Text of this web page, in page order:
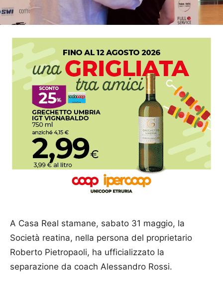
A Casa Real stamane, sabato 31 maggio, la
Società reatina, nella persona del proprietario
Roberto Pietropaoli, ha ufficializzato la
separazione da coach Alessandro Rossi.